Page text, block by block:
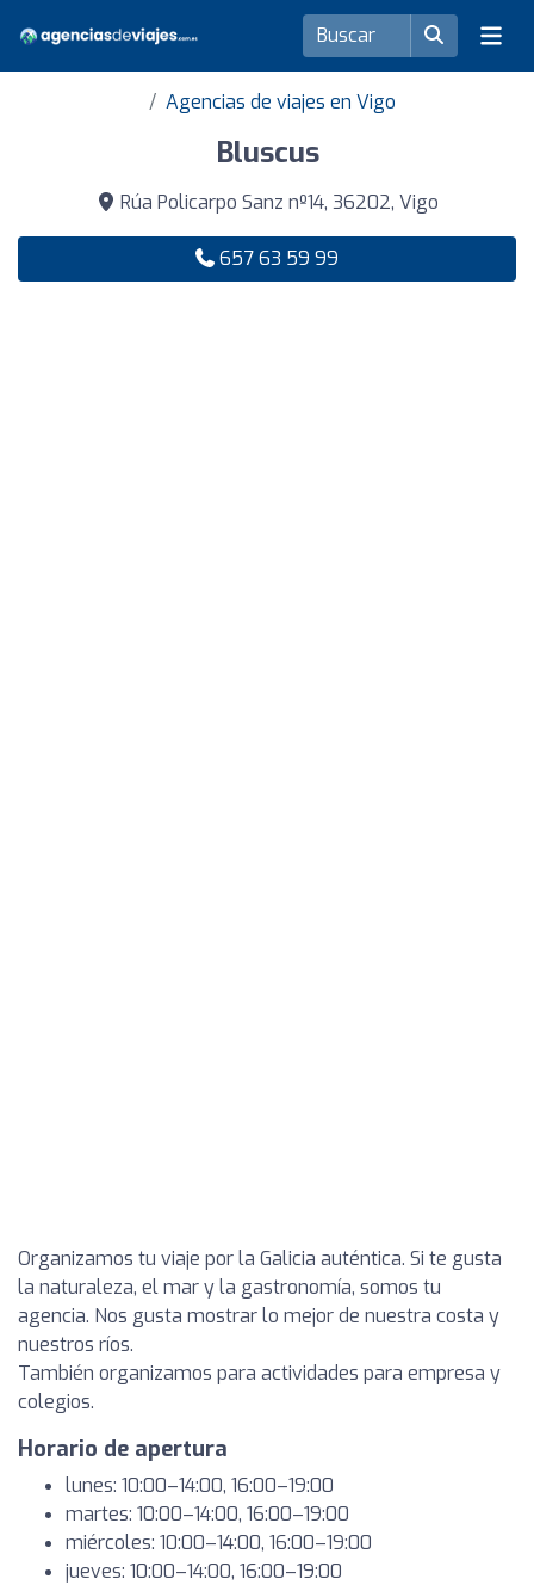
Agencias de viajes en Vigo
Bluscus
Rúa Policarpo Sanz nº14, 36202, Vigo
657 63 59 99
Organizamos tu viaje por la Galicia auténtica. Si te gusta
la naturaleza, el mar y la gastronomía, somos tu
agencia. Nos gusta mostrar lo mejor de nuestra costa y
nuestros ríos.
También organizamos para actividades para empresa y
colegios.
Horario de apertura
lunes: 10:00–14:00, 16:00–19:00
martes: 10:00–14:00, 16:00–19:00
miércoles: 10:00–14:00, 16:00–19:00
jueves: 10:00–14:00, 16:00–19:00